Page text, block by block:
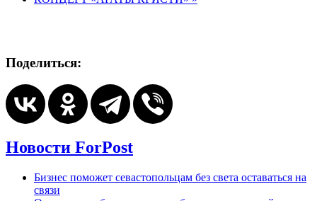
Поделиться:
Новости ForPost
Бизнес поможет севастопольцам без света оставаться на
связи